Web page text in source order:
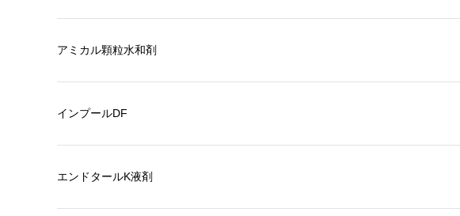
アミカル顆粒水和剤
インプールDF
エンドタールK液剤